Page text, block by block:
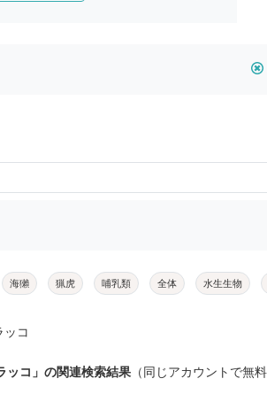
海獺 猟虎 哺乳類 全体 水生生物
ッコ
ッコ」の関連検索結果 （同じアカウントで無